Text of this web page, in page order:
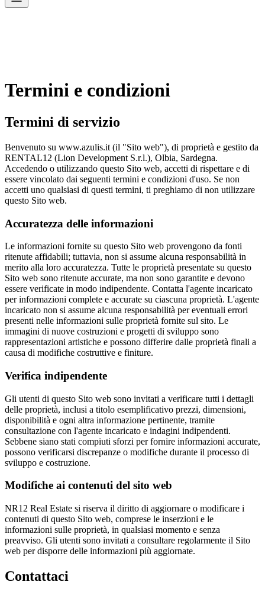
Termini e condizioni
Termini di servizio
Benvenuto su www.azulis.it (il "Sito web"), di proprietà e gestito da
RENTAL12 (Lion Development S.r.l.), Olbia, Sardegna.
Accedendo o utilizzando questo Sito web, accetti di rispettare e di
essere vincolato dai seguenti termini e condizioni d'uso. Se non
accetti uno qualsiasi di questi termini, ti preghiamo di non utilizzare
questo Sito web.
Accuratezza delle informazioni
Le informazioni fornite su questo Sito web provengono da fonti
ritenute affidabili; tuttavia, non si assume alcuna responsabilità in
merito alla loro accuratezza. Tutte le proprietà presentate su questo
Sito web sono ritenute accurate, ma non sono garantite e devono
essere verificate in modo indipendente. Contatta l'agente incaricato
per informazioni complete e accurate su ciascuna proprietà. L'agente
incaricato non si assume alcuna responsabilità per eventuali errori
presenti nelle informazioni sulle proprietà fornite sul sito. Le
immagini di nuove costruzioni e progetti di sviluppo sono
rappresentazioni artistiche e possono differire dalle proprietà finali a
causa di modifiche costruttive e finiture.
Verifica indipendente
Gli utenti di questo Sito web sono invitati a verificare tutti i dettagli
delle proprietà, inclusi a titolo esemplificativo prezzi, dimensioni,
disponibilità e ogni altra informazione pertinente, tramite
consultazione con l'agente incaricato e indagini indipendenti.
Sebbene siano stati compiuti sforzi per fornire informazioni accurate,
possono verificarsi discrepanze o modifiche durante il processo di
sviluppo e costruzione.
Modifiche ai contenuti del sito web
NR12 Real Estate si riserva il diritto di aggiornare o modificare i
contenuti di questo Sito web, comprese le inserzioni e le
informazioni sulle proprietà, in qualsiasi momento e senza
preavviso. Gli utenti sono invitati a consultare regolarmente il Sito
web per disporre delle informazioni più aggiornate.
Contattaci